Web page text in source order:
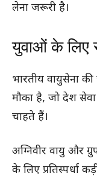
लेना जरूरी है।
युवाओं के लिए
भारतीय वायुसेना
मौका है, जो देश
चाहते हैं।
अग्निवीर वायु और
के लिए प्रतिस्पर्धा